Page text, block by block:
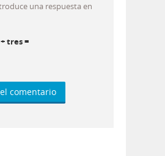
una respuesta en
tres =